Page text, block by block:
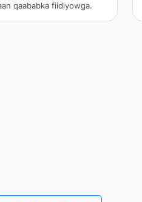
qaababka fiidiyowga.